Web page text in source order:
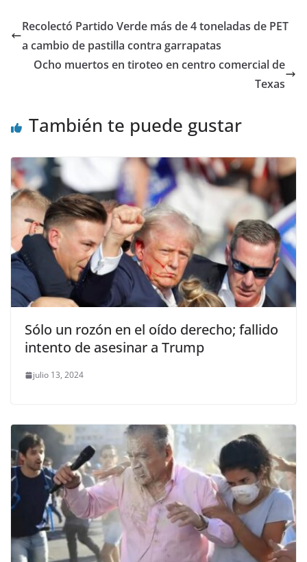
Recolectó Partido Verde más de 4 toneladas de PET
a cambio de pastilla contra garrapatas
Ocho muertos en tiroteo en centro comercial de
Texas
También te puede gustar
Sólo un rozón en el oído derecho; fallido
intento de asesinar a Trump
julio 13, 2024